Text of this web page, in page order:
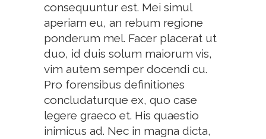
consequuntur est. Mei simul
aperiam eu, an rebum regione
ponderum mel. Facer placerat ut
duo, id duis solum maiorum vis,
vim autem semper docendi cu.
Pro forensibus definitiones
concludaturque ex, quo case
legere graeco et. His quaestio
inimicus ad. Nec in magna dicta,